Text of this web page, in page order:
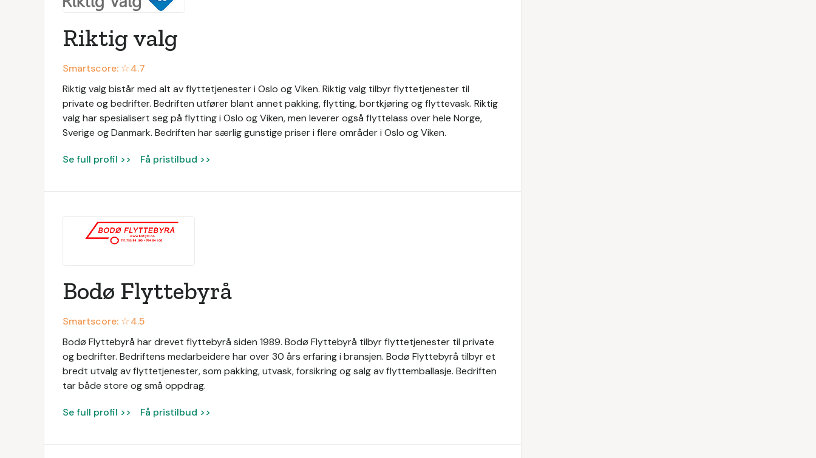
Riktig valg
Smartscore: ☆4.7
Riktig valg bistår med alt av flyttetjenester i Oslo og Viken. Riktig valg tilbyr flyttetjenester til
private og bedrifter. Bedriften utfører blant annet pakking, flytting, bortkjøring og flyttevask. Riktig
valg har spesialisert seg på flytting i Oslo og Viken, men leverer også flyttelass over hele Norge,
Sverige og Danmark. Bedriften har særlig gunstige priser i flere områder i Oslo og Viken.
Se full profil >> Få pristilbud >>
Bodø Flyttebyrå
Smartscore: ☆4.5
Bodø Flyttebyrå har drevet flyttebyrå siden 1989. Bodø Flyttebyrå tilbyr flyttetjenester til private
og bedrifter. Bedriftens medarbeidere har over 30 års erfaring i bransjen. Bodø Flyttebyrå tilbyr et
bredt utvalg av flyttetjenester, som pakking, utvask, forsikring og salg av flyttemballasje. Bedriften
tar både store og små oppdrag.
Se full profil >> Få pristilbud >>